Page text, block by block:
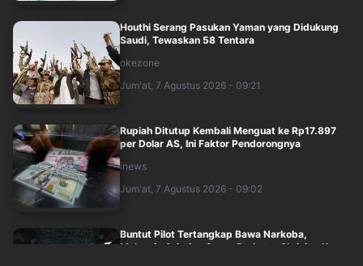
Houthi Serang Pasukan Yaman yang Didukung
Saudi, Tewaskan 58 Tentara
okezone
Jum'at, 7 Agustus 2026 - 09:21
Rupiah Ditutup Kembali Menguat ke Rp17.897
per Dolar AS, Ini Faktor Pendorongnya
inews
Jum'at, 7 Agustus 2026 - 09:02
Buntut Pilot Tertangkap Bawa Narkoba,
Malaysia Aviation Group Perketat Skrining K....